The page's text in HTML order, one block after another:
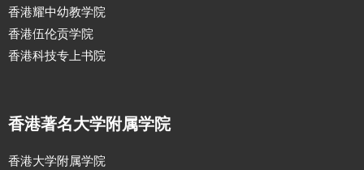
香港耀中幼教学院
香港伍伦贡学院
香港科技专上书院
香港著名大学附属学院
香港大学附属学院